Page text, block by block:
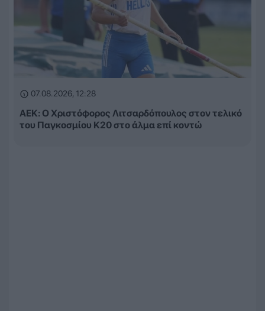
07.08.2026, 12:28
ΑΕΚ: Ο Χριστόφορος Λιτσαρδόπουλος στον τελικό
του Παγκοσμίου Κ20 στο άλμα επί κοντώ